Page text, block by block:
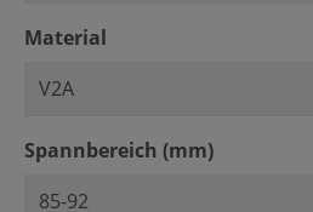
Material
Spannbereich (mm)auswählen